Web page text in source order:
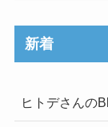
新着
ヒトデさんの